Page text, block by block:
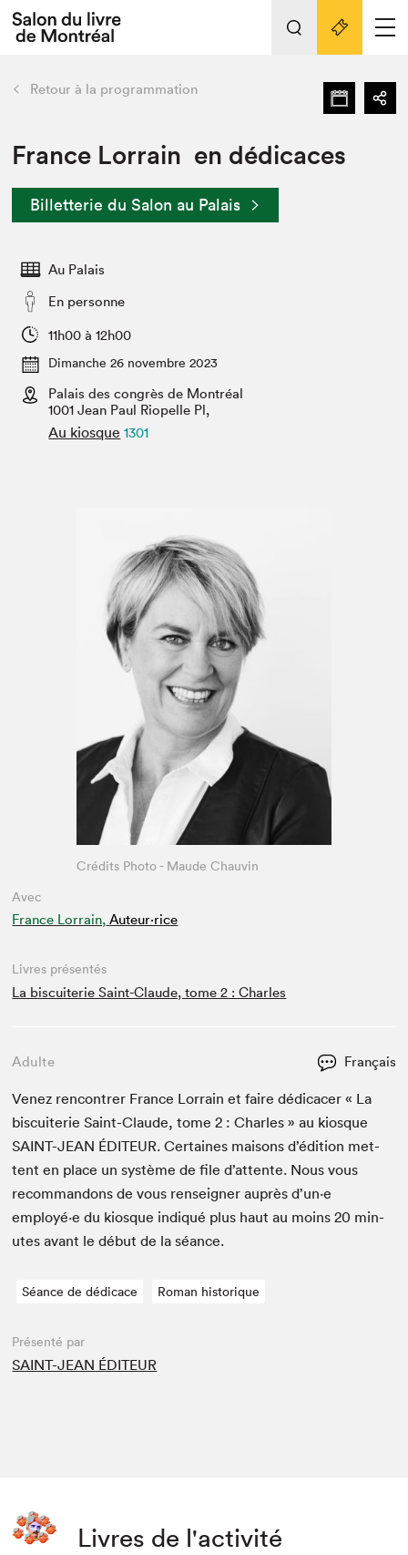
Espace exposant⋅e⋅s
Espace enseignant·e·s
Espace médias
L'événement
Préparer sa visite au Salon
Actualités
SLM PRO
retour Nos activités
Préparer sa visite
Salon dans la ville et en ligne
Projets partenaires
Liens pratiques
Retour à la programmation
France Lorrain en dédicaces
Billetterie du Salon au Palais
Au Palais
En personne
11h00 à 12h00
Dimanche 26 novembre 2023
Palais des congrès de Montréal
1001 Jean Paul Riopelle Pl,
Au kiosque 1301
Avec
France Lorrain, Auteur·rice
Crédits Photo - Maude Chauvin
Livres présentés
La biscuiterie Saint-Claude, tome 2 : Charles
Adulte Français
Venez ren­con­tr­er France Lor­rain et faire dédi­cac­er « La
bis­cui­terie Saint-Claude, tome2 : Charles » au kiosque
SAINT-JEAN ÉDI­TEUR. Cer­taines maisons d’édi­tion met­
tent en place un sys­tème de file d’at­tente. Nous vous
recom­man­dons de vous ren­seign­er auprès d’un·e
employé·e du kiosque indiqué plus haut au moins20 min­
utes avant le début de la séance.
Séance de dédicace Roman historique
Présenté par
SAINT-JEAN ÉDITEUR
Livres de l'activité